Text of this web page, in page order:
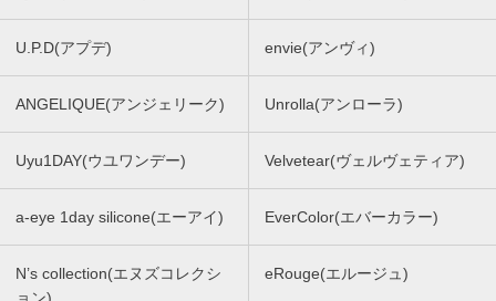
U.P.D(アプデ) envie(アンヴィ)
ANGELIQUE(アンジェリーク) Unrolla(アンローラ)
Uyu1DAY(ウユワンデー) Velvetear(ヴェルヴェティア)
a-eye 1day silicone(エーアイ) EverColor(エバーカラー)
N’s collection(エヌズコレクシ
ョン)
eRouge(エルージュ)